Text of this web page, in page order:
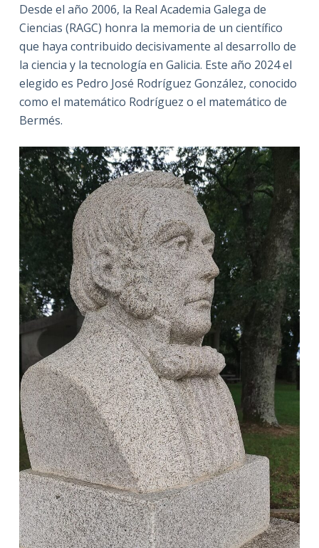
d
o
Desde el año 2006, la Real Academia Galega de
Ciencias (RAGC) honra la memoria de un científico
que haya contribuido decisivamente al desarrollo de
la ciencia y la tecnología en Galicia. Este año 2024 el
elegido es Pedro José Rodríguez González, conocido
como el matemático Rodríguez o el matemático de
Bermés.